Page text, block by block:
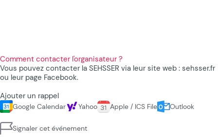
Comment contacter l'organisateur ?
Vous pouvez contacter la SEHSSER via leur site web : sehsser.fr
ou leur page Facebook.
Ajouter un rappel
Google Calendar Yahoo Apple / ICS File Outlook
Signaler cet événement